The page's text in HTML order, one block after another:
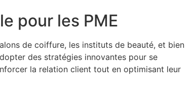
pour les PME
de coiffure, les instituts de beauté, et bien
des stratégies innovantes pour se
la relation client tout en optimisant leur